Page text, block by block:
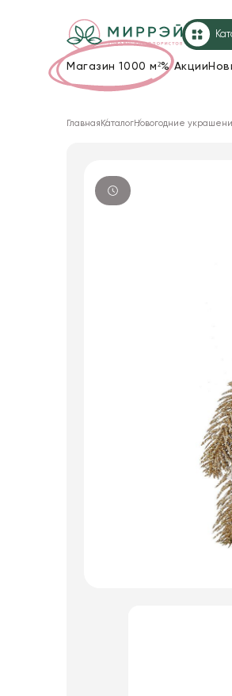
Магазин 1000 м²%Акции
Коробки для цветов
Искусственные цветы и
Декоративные вазы, кашпо
Главная КаталогНовогодние